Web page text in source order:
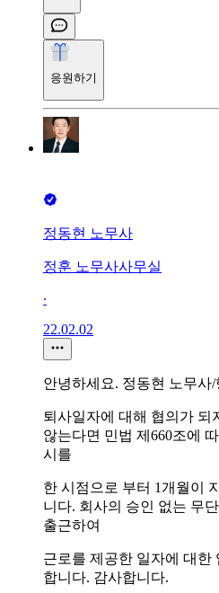
응원하기
정동현 노무사
정훈 노무사사무실
∙
22.02.02
안녕하세요. 정동현 노무사
퇴사일자에 대해 협의가 되
않는다면 민법 제660조에
시를
한 시점으로 부터 1개월이
니다. 회사의 승인 없는 무
출근하여
근로를 제공한 일자에 대한
합니다. 감사합니다.